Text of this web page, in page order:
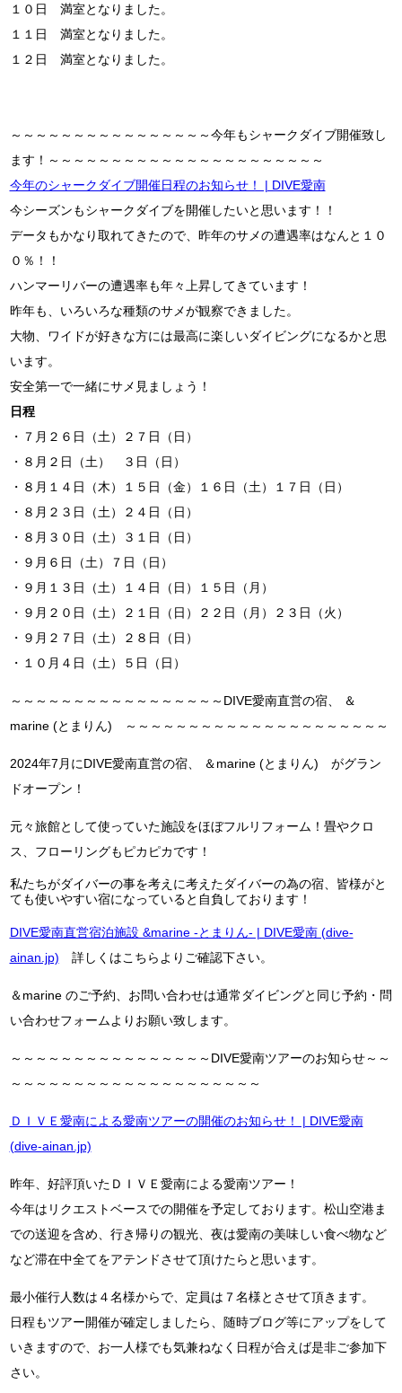
１０日 満室となりました。
１１日 満室となりました。
１２日 満室となりました。
～～～～～～～～～～～～～～～～今年もシャークダイブ開催致し
ます！～～～～～～～～～～～～～～～～～～～～～～
今年のシャークダイブ開催日程のお知らせ！ | DIVE愛南
今シーズンもシャークダイブを開催したいと思います！！
データもかなり取れてきたので、昨年のサメの遭遇率はなんと１０
０％！！
ハンマーリバーの遭遇率も年々上昇してきています！
昨年も、いろいろな種類のサメが観察できました。
大物、ワイドが好きな方には最高に楽しいダイビングになるかと思
います。
安全第一で一緒にサメ見ましょう！
日程
・７月２６日（土）２７日（日）
・８月２日（土） ３日（日）
・８月１４日（木）１５日（金）１６日（土）１７日（日）
・８月２３日（土）２４日（日）
・８月３０日（土）３１日（日）
・９月６日（土）７日（日）
・９月１３日（土）１４日（日）１５日（月）
・９月２０日（土）２１日（日）２２日（月）２３日（火）
・９月２７日（土）２８日（日）
・１０月４日（土）５日（日）
～～～～～～～～～～～～～～～～～DIVE愛南直営の宿、 ＆
marine (とまりん) ～～～～～～～～～～～～～～～～～～～～～
2024年7月にDIVE愛南直営の宿、 ＆marine (とまりん) がグラン
ドオープン！
元々旅館として使っていた施設をほぼフルリフォーム！畳やクロ
ス、フローリングもピカピカです！
私たちがダイバーの事を考えに考えたダイバーの為の宿、皆様がと
ても使いやすい宿になっていると自負しております！
DIVE愛南直営宿泊施設 &marine -とまりん- | DIVE愛南 (dive-
ainan.jp) 詳しくはこちらよりご確認下さい。
＆marine のご予約、お問い合わせは通常ダイビングと同じ予約・問
い合わせフォームよりお願い致します。
～～～～～～～～～～～～～～～～DIVE愛南ツアーのお知らせ～～
～～～～～～～～～～～～～～～～～～～～
ＤＩＶＥ愛南による愛南ツアーの開催のお知らせ！ | DIVE愛南
(dive-ainan.jp)
昨年、好評頂いたＤＩＶＥ愛南による愛南ツアー！
今年はリクエストベースでの開催を予定しております。松山空港ま
での送迎を含め、行き帰りの観光、夜は愛南の美味しい食べ物など
など滞在中全てをアテンドさせて頂けたらと思います。
最小催行人数は４名様からで、定員は７名様とさせて頂きます。
日程もツアー開催が確定しましたら、随時ブログ等にアップをして
いきますので、お一人様でも気兼ねなく日程が合えば是非ご参加下
さい。